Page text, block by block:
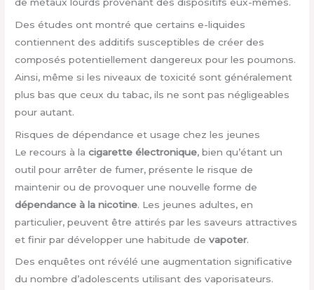
Des études ont montré que certains e-liquides
contiennent des additifs susceptibles de créer des
composés potentiellement dangereux pour les poumons.
Ainsi, même si les niveaux de toxicité sont généralement
plus bas que ceux du tabac, ils ne sont pas négligeables
pour autant.
Risques de dépendance et usage chez les jeunes
Le recours à lacigarette électronique, bien qu’étant un
outil pour arrêter de fumer, présente le risque de
maintenir ou de provoquer une nouvelle forme de
dépendance à la nicotine. Les jeunes adultes, en
particulier, peuvent être attirés par les saveurs attractives
et finir par développer une habitude devapoter.
Des enquêtes ont révélé une augmentation significative
du nombre d’adolescents utilisant des vaporisateurs.